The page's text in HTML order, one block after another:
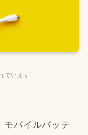
ています
モバイルバッテ